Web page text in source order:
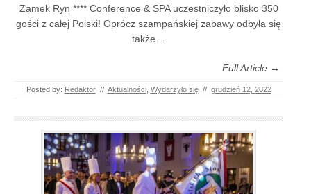
Zamek Ryn **** Conference & SPA uczestniczyło blisko 350
gości z całej Polski! Oprócz szampańskiej zabawy odbyła się
także…
Full Article →
Posted by: Redaktor // Aktualności, Wydarzyło się // grudzień 12, 2022